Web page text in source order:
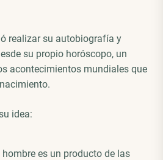
realizar su autobiografía y
su propio horóscopo, un
acontecimientos mundiales que
idea:
es un producto de las